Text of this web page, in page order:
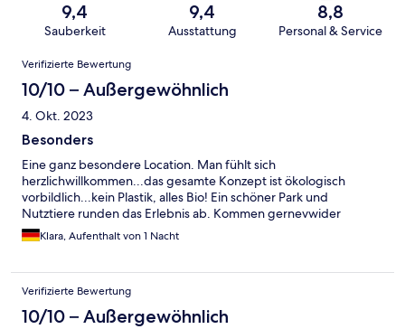
9,4
Sauberkeit
9,4
Ausstattung
8,8
Personal & Service
Bewertungen
Verifizierte Bewertung
10/10 – Außergewöhnlich
4. Okt. 2023
Besonders
Eine ganz besondere Location. Man fühlt sich
herzlichwillkommen...das gesamte Konzept ist ökologisch
vorbildlich...kein Plastik, alles Bio! Ein schöner Park und
Nutztiere runden das Erlebnis ab. Kommen gernevwider
Klara, Aufenthalt von 1 Nacht
Verifizierte Bewertung
10/10 – Außergewöhnlich